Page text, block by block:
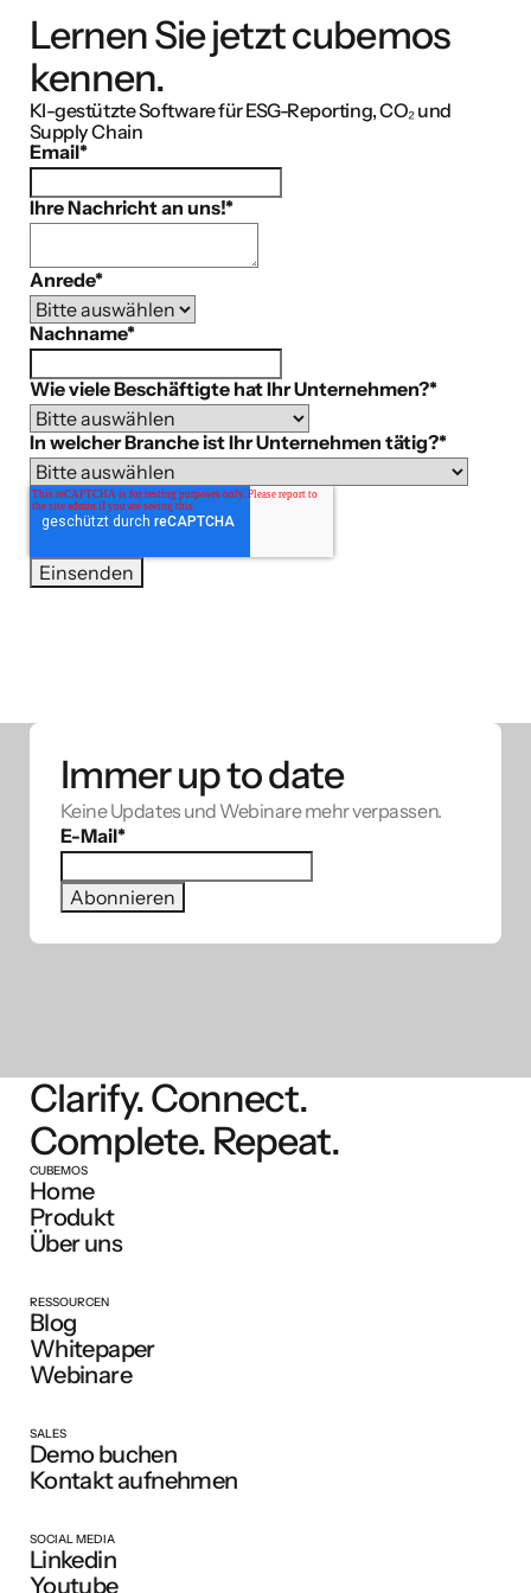
Lernen Sie jetzt cubemos
kennen.
KI-gestützte Software für ESG-Reporting, CO₂ und
Supply Chain
Email*
Ihre Nachricht an uns!*
Anrede*
Nachname*
Wie viele Beschäftigte hat Ihr Unternehmen?*
In welcher Branche ist Ihr Unternehmen tätig?*
Immer up to date
Keine Updates und Webinare mehr verpassen.
E-Mail*
Clarify. Connect.
Complete. Repeat.
CUBEMOS
Home
Produkt
Über uns
RESSOURCEN
Blog
Whitepaper
Webinare
SALES
Demo buchen
Kontakt aufnehmen
SOCIAL MEDIA
Linkedin
Youtube